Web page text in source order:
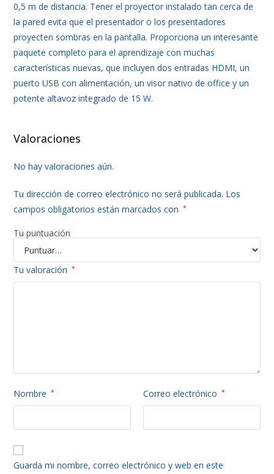
0,5 m de distancia. Tener el proyector instalado tan cerca de
la pared evita que el presentador o los presentadores
proyecten sombras en la pantalla. Proporciona un interesante
paquete completo para el aprendizaje con muchas
características nuevas, que incluyen dos entradas HDMI, un
puerto USB con alimentación, un visor nativo de office y un
potente altavoz integrado de 15 W.
Valoraciones
No hay valoraciones aún.
Tu dirección de correo electrónico no será publicada. Los
campos obligatorios están marcados con
*
Tu puntuación
Tu valoración *
Nombre * Correo electrónico *
Guarda mi nombre, correo electrónico y web en este